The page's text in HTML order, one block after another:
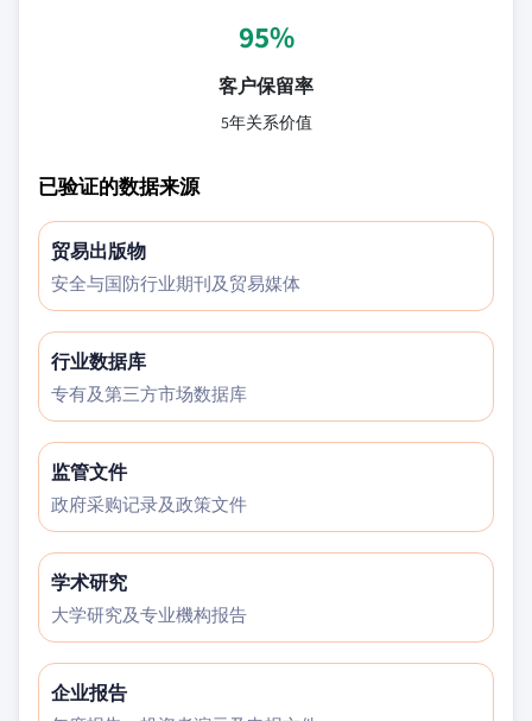
95%
客户保留率
5年关系价值
已验证的数据来源
贸易出版物
安全与国防行业期刊及贸易媒体
行业数据库
专有及第三方市场数据库
监管文件
政府采购记录及政策文件
学术研究
大学研究及专业機构报告
企业报告